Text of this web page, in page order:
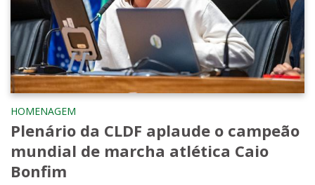
HOMENAGEM
Plenário da CLDF aplaude o campeão
mundial de marcha atlética Caio
Bonfim